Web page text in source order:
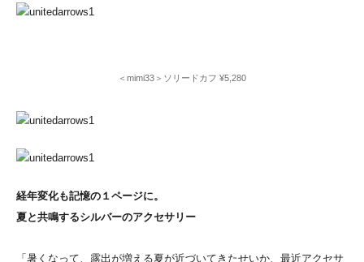
＜mimi33＞ソリードカフ ¥5,280
経年変化も記憶の１ページに。
夏と共鳴するシルバーのアクセサリー
「暑くなって、露出が増える夏が近づいてきたせいか、最近アクセサ